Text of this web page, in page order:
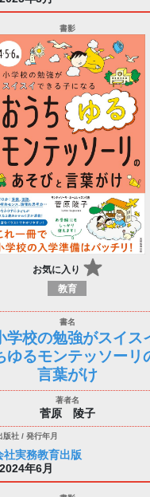
お気に入り
教育
学校の勉強がスイス
ゆるモンテッソーリ
言葉がけ
菅原 陵子
社実務教育出版
2024年6月